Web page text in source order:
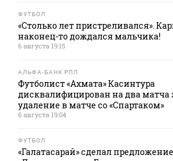
ФУТБОЛ
«Столько лет пристреливался».
наконец-то дождался мальчика!
6 августа 19:15
АЛЬФА-БАНК РПЛ
Футболист «Ахмата» Касинтура
дисквалифицирован на два матча
удаление в матче со «Спартаком»
6 августа 19:04
ФУТБОЛ
«Галатасарай» сделал предложение